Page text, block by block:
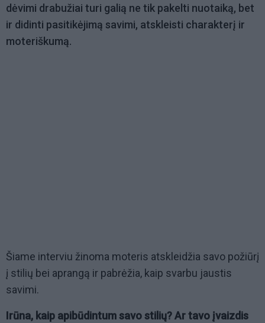
dėvimi drabužiai turi galią ne tik pakelti nuotaiką, bet
ir didinti pasitikėjimą savimi, atskleisti charakterį ir
moteriškumą.
Šiame interviu žinoma moteris atskleidžia savo požiūrį
į stilių bei aprangą ir pabrėžia, kaip svarbu jaustis
savimi.
Irūna, kaip apibūdintum savo stilių? Ar tavo įvaizdis